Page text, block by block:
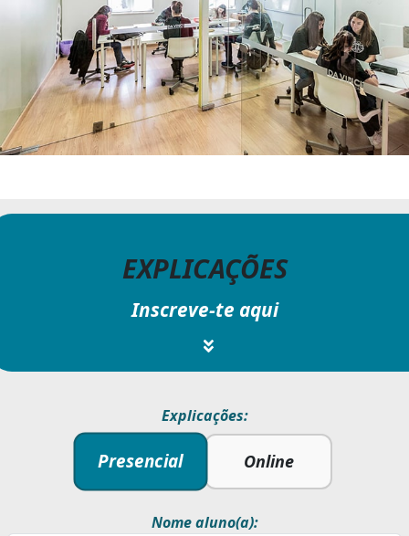
EXPLICAÇÕES
Inscreve-te aqui
Explicações:
Presencial Online
Nome aluno(a):